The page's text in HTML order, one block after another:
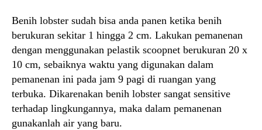
Benih lobster sudah bisa anda panen ketika benih
berukuran sekitar 1 hingga 2 cm. Lakukan pemanenan
dengan menggunakan pelastik scoopnet berukuran 20 x
10 cm, sebaiknya waktu yang digunakan dalam
pemanenan ini pada jam 9 pagi di ruangan yang
terbuka. Dikarenakan benih lobster sangat sensitive
terhadap lingkungannya, maka dalam pemanenan
gunakanlah air yang baru.